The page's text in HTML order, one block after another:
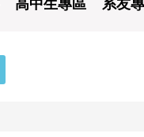
高中生專區 系友